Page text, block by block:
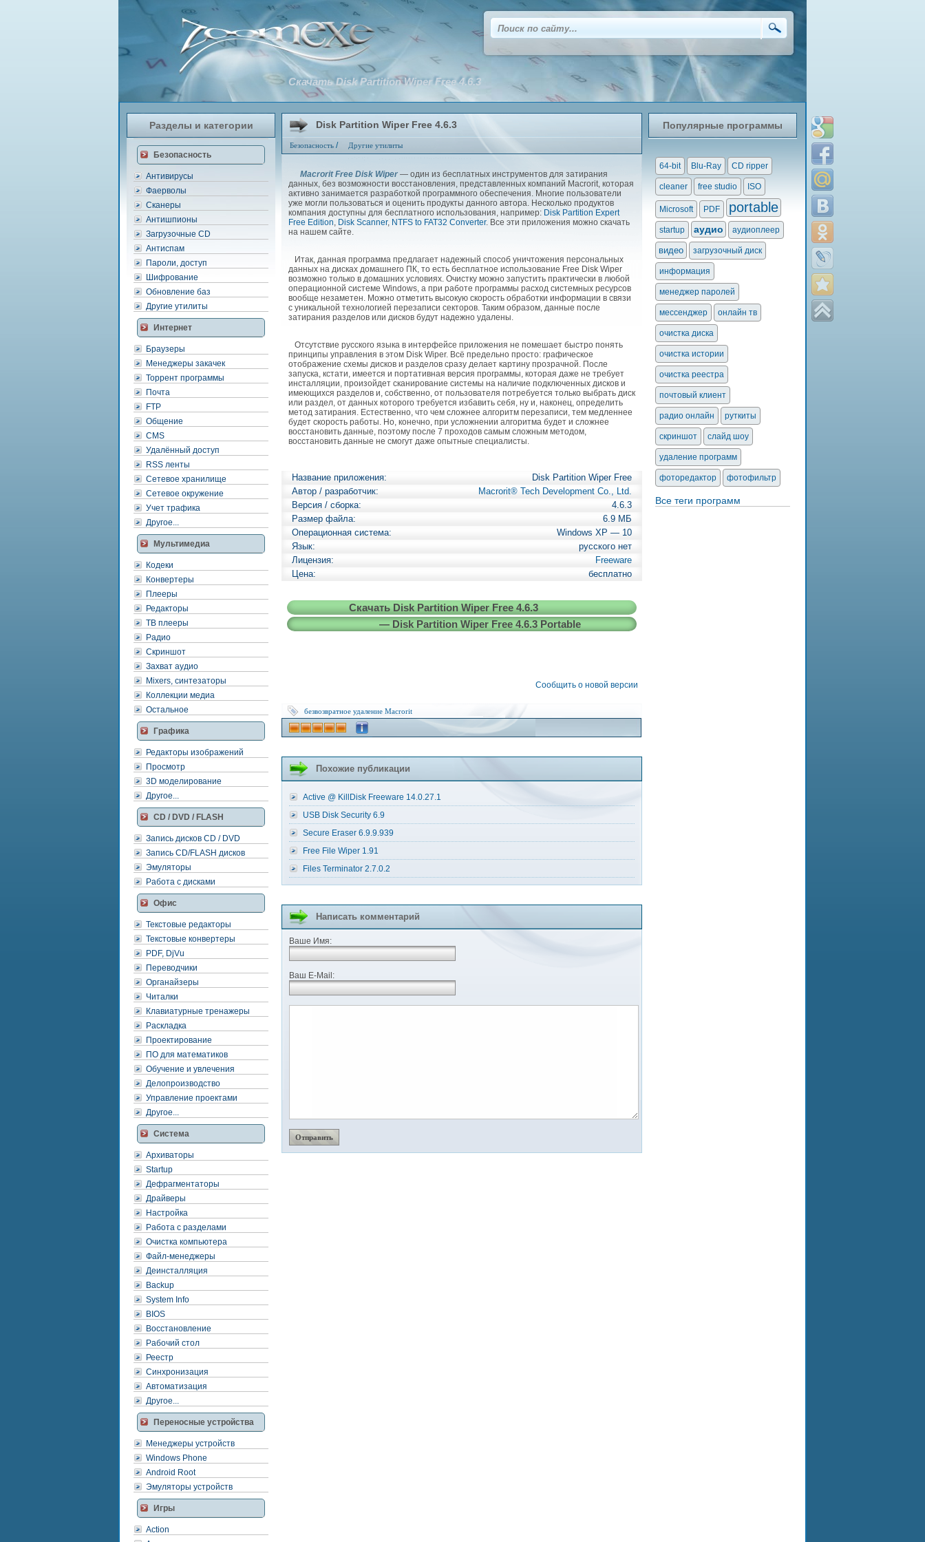
Разделы и категории
Безопасность
Антивирусы
Фаерволы
Сканеры
Антишпионы
Загрузочные CD
Антиспам
Пароли, доступ
Шифрование
Обновление баз
Другие утилиты
Интернет
Браузеры
Менеджеры закачек
Торрент программы
Почта
FTP
Общение
CMS
Удалённый доступ
RSS ленты
Сетевое хранилище
Сетевое окружение
Учет трафика
Другое...
Мультимедиа
Кодеки
Конвертеры
Плееры
Редакторы
ТВ плееры
Радио
Скриншот
Захват аудио
Mixers, синтезаторы
Коллекции медиа
Остальное
Графика
Редакторы изображений
Просмотр
3D моделирование
Другое...
CD / DVD / FLASH
Запись дисков CD / DVD
Запись CD/FLASH дисков
Эмуляторы
Работа с дисками
Офис
Текстовые редакторы
Текстовые конвертеры
PDF, DjVu
Переводчики
Органайзеры
Читалки
Клавиатурные тренажеры
Раскладка
Проектирование
ПО для математиков
Обучение и увлечения
Делопроизводство
Управление проектами
Другое...
Система
Архиваторы
Startup
Дефрагментаторы
Драйверы
Настройка
Работа с разделами
Очистка компьютера
Файл-менеджеры
Деинсталляция
Backup
System Info
BIOS
Восстановление
Рабочий стол
Реестр
Синхронизация
Автоматизация
Другое...
Переносные устройства
Менеджеры устройств
Windows Phone
Android Root
Эмуляторы устройств
Игры
Action
Disk Partition Wiper Free 4.6.3
Безопасность / Другие утилиты
Скачать Disk Partition Wiper Free 4.6.3
Macrorit Free Disk Wiper — один из бесплатных инструментов для затирания
данных, без возможности восстановления, представленных компаний Macrorit, которая
активно занимается разработкой программного обеспечения. Многие пользователи
уже могли пользоваться и оценить продукты данного автора. Несколько продуктов
компания доступны для бесплатного использования, например: Disk Partition Expert
Free Edition, Disk Scanner, NTFS to FAT32 Converter. Все эти приложения можно скачать
на нашем сайте.
Итак, данная программа предлагает надежный способ уничтожения персональных
данных на дисках домашнего ПК, то есть бесплатное использование Free Disk Wiper
возможно только в домашних условиях. Очистку можно запустить практически в любой
операционной системе Windows, а при работе программы расход системных ресурсов
вообще незаметен. Можно отметить высокую скорость обработки информации в связи
с уникальной технологией перезаписи секторов. Таким образом, данные после
затирания разделов или дисков будут надежно удалены.
Отсутствие русского языка в интерфейсе приложения не помешает быстро понять
принципы управления в этом Disk Wiper. Всё предельно просто: графическое
отображение схемы дисков и разделов сразу делает картину прозрачной. После
запуска, кстати, имеется и портативная версия программы, которая даже не требует
инсталляции, произойдет сканирование системы на наличие подключенных дисков и
имеющихся разделов и, собственно, от пользователя потребуется только выбрать диск
или раздел, от данных которого требуется избавить себя, ну и, наконец, определить
метод затирания. Естественно, что чем сложнее алгоритм перезаписи, тем медленнее
будет скорость работы. Но, конечно, при усложнении алгоритма будет и сложнее
восстановить данные, поэтому после 7 проходов самым сложным методом,
восстановить данные не смогут даже опытные специалисты.
Название приложения:
Disk Partition Wiper Free
Автор / разработчик:
Macrorit® Tech Development Co., Ltd.
Версия / сборка:
4.6.3
Размер файла:
6.9 МБ
Операционная система:
Windows XP — 10
Язык:
русского нет
Лицензия:
Freeware
Цена:
бесплатно
Скачать Disk Partition Wiper Free 4.6.3
— Disk Partition Wiper Free 4.6.3 Portable
Сообщить о новой версии
безвозвратное удаление Macrorit
Похожие публикации
Active @ KillDisk Freeware 14.0.27.1
USB Disk Security 6.9
Secure Eraser 6.9.9.939
Free File Wiper 1.91
Files Terminator 2.7.0.2
Написать комментарий
Ваше Имя:
Ваш E-Mail:
Популярные программы
64-bit Blu-Ray CD ripper
cleaner free studio ISO
Microsoft PDF portable
startup аудио аудиоплеер
видео загрузочный диск
информация
менеджер паролей
мессенджер онлайн тв
очистка диска
очистка истории
очистка реестра
почтовый клиент
радио онлайн руткиты
скриншот слайд шоу
удаление программ
фоторедактор фотофильтр
Все теги программ